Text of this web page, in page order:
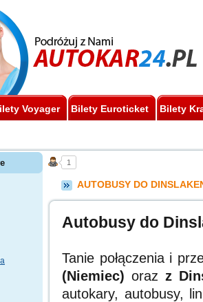
Voyager Bilety Euroticket Bilety
1
AUTOBUSY DO
Autobusy do
Tanie połączenia i
(Niemiec) oraz z
autokary, autobusy,